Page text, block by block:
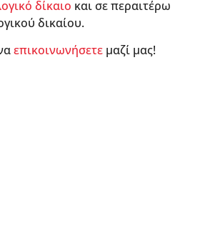
δίκαιο και σε περαιτέρω
δικαίου.
επικοινωνήσετε μαζί μας!